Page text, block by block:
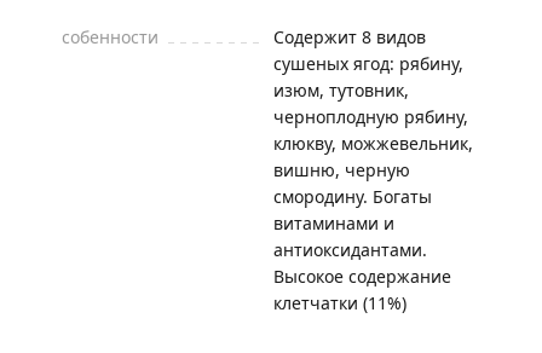
собенности
Содержит 8 видов
сушеных ягод: рябину,
изюм, тутовник,
черноплодную рябину,
клюкву, можжевельник,
вишню, черную
смородину. Богаты
витаминами и
антиоксидантами.
Высокое содержание
клетчатки (11%)